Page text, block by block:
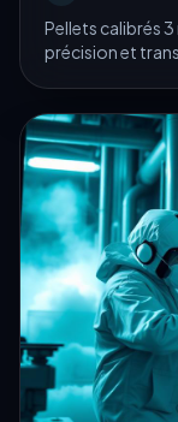
Pellets calibrés
précision et